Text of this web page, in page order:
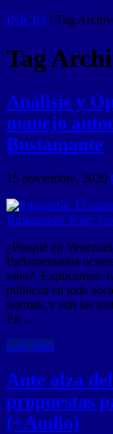
INICIO / Tag
Tag
Análisis y
manejo
Bustamante
15 noviembre, 2020
¿Porqué en
Parlamentarias
voto?. Explicamos:
públicos en toda
normas, y son las
En …
Leer Mas
Ante alza
propuestas
(+Audio)